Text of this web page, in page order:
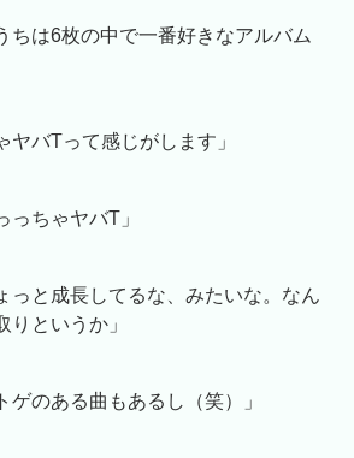
ちは6枚の中で一番好きなアルバム
ヤバTって感じがします」
っちゃヤバT」
っと成長してるな、みたいな。なん
りというか」
ゲのある曲もあるし（笑）」